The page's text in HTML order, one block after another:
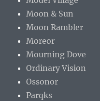
Moon & Sun
Moon Rambler
Moreor
Mourning Dove
Ordinary Vision
Ossonor
Parqks